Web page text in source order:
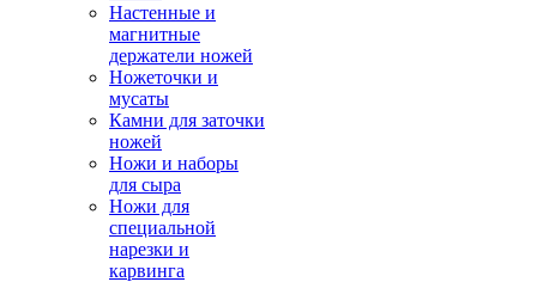
Настенные и
магнитные
держатели ножей
Ножеточки и
мусаты
Камни для заточки
ножей
Ножи и наборы
для сыра
Ножи для
специальной
нарезки и
карвинга